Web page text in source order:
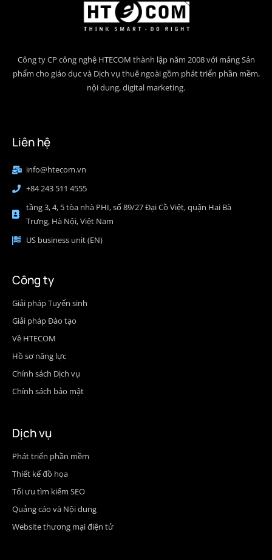
Công ty CP công nghệ HTECOM thành lập năm 2008 với mảng Sản
phẩm cho giáo dục và Dịch vụ thuê ngoài gồm phát triển phần mềm,
nội dung, digital marketing.
Liên hệ
info@htecom.vn
+84 243 511 4555
tầng 3, 4, 5 tòa nhà PHI, số 89/27 Đại Cồ Việt, quận Hai Bà
Trưng, Hà Nội, Việt Nam
US business unit (EN)
Công ty
Giải pháp Tuyển sinh
Giải pháp Đào tạo
Về HTECOM
Hồ sơ năng lực
Chính sách Dịch vụ
Chính sách bảo mật
Dịch vụ
Phát triển phần mềm
Thiết kế đồ họa
Tối ưu tìm kiếm SEO
Quảng cáo và Nội dung
Website thương mại điện tử